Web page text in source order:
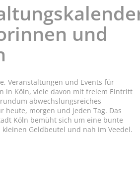
und
Veranstaltungen und Events für
in Köln, viele davon mit freiem Eintritt
abwechslungsreiches
heute, morgen und jeden Tag. Das
Köln bemüht sich um eine bunte
Geldbeutel und nah im Veedel.